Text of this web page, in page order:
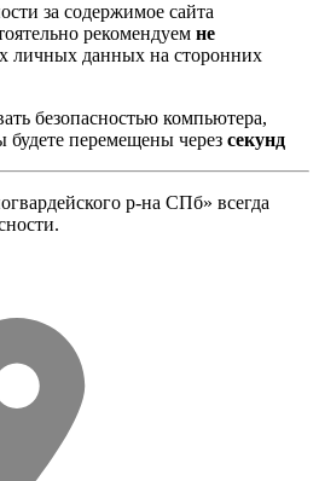
за содержимое сайта
рекомендуем не
личных данных на сторонних
безопасностью компьютера,
будете перемещены через секунд
р-на СПб» всегда